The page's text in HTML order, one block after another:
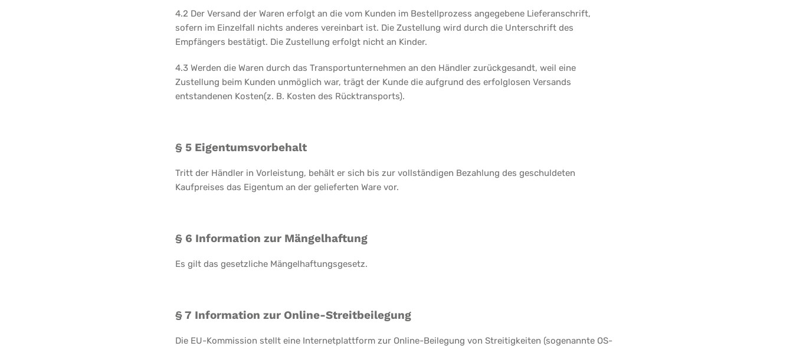
4.2 Der Versand der Waren erfolgt an die vom Kunden im Bestellprozess angegebene Lieferanschrift,
sofern im Einzelfall nichts anderes vereinbart ist. Die Zustellung wird durch die Unterschrift des
Empfängers bestätigt. Die Zustellung erfolgt nicht an Kinder.
4.3 Werden die Waren durch das Transportunternehmen an den Händler zurückgesandt, weil eine
Zustellung beim Kunden unmöglich war, trägt der Kunde die aufgrund des erfolglosen Versands
entstandenen Kosten(z. B. Kosten des Rücktransports).
§ 5 Eigentumsvorbehalt
Tritt der Händler in Vorleistung, behält er sich bis zur vollständigen Bezahlung des geschuldeten
Kaufpreises das Eigentum an der gelieferten Ware vor.
§ 6 Information zur Mängelhaftung
Es gilt das gesetzliche Mängelhaftungsgesetz.
§ 7 Information zur Online-Streitbeilegung
Die EU-Kommission stellt eine Internetplattform zur Online-Beilegung von Streitigkeiten (sogenannte OS-